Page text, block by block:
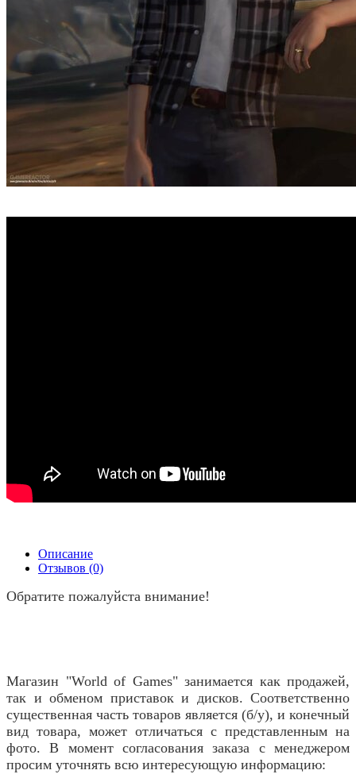
Описание
Отзывов (0)
Обратите пожалуйста внимание!
Магазин "World of Games" занимается как продажей,
так и обменом приставок и дисков. Соответственно
существенная часть товаров является (б/у), и конечный
вид товара, может отличаться с представленным на
фото. В момент согласования заказа с менеджером
просим уточнять всю интересующую информацию: